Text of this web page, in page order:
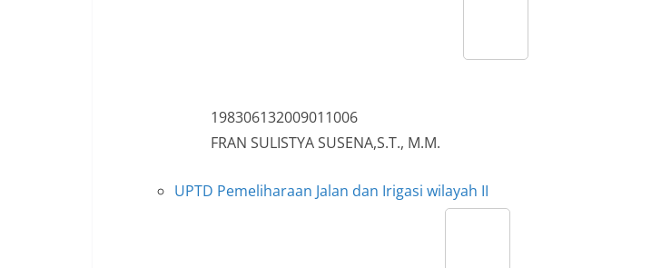
198306132009011006
FRAN SULISTYA SUSENA,S.T., M.M.
UPTD Pemeliharaan Jalan dan Irigasi wilayah II